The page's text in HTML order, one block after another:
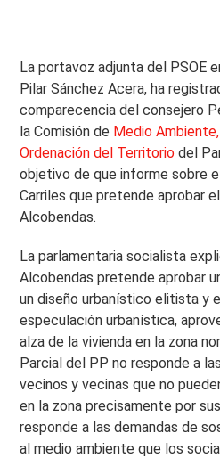
La portavoz adjunta del PSOE
Pilar Sánchez Acera, ha
comparecencia del consejero
la Comisión de Medio
Ordenación del Territorio del
objetivo de que informe sobre
Carriles que pretende aprobar
Alcobendas.
La parlamentaria socialista
Alcobendas pretende aprobar
un diseño urbanístico elitista y
especulación urbanística,
alza de la vivienda en la zona
Parcial del PP no responde a
vecinos y vecinas que no
en la zona precisamente por
responde a las demandas de
al medio ambiente que los